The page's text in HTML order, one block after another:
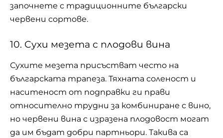
започнете с традиционните български
червени сортове.
10. Сухи мезета с плодови вина
Сухите мезета присъстват често на
българската трапеза. Тяхната соленост и
наситеност от подправки ги прави
относително трудни за комбиниране с вино,
но червени вина с изразена плодовост могат
да им бъдат добри партньори. Такива са